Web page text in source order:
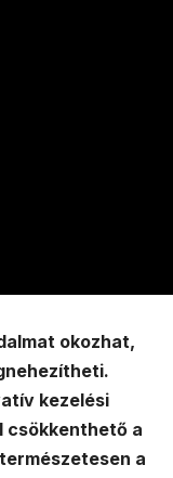
okozhat,
kezelési
csökkenthető a
a